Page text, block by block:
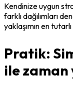
Kendinize uygun
farklı dağılımları
yaklaşımın en
Pratik:
ile